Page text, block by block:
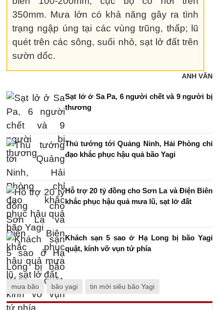
350mm. Mưa lớn có khả năng gây ra tình
trạng ngập úng tại các vùng trũng, thấp; lũ
quét trên các sông, suối nhỏ, sạt lở đất trên
sườn dốc.
ANH VĂN
Sạt lở ở Sa Pa, 6 người chết và 9 người bị
thương
Thủ tướng tới Quảng Ninh, Hải Phòng chỉ
đạo khắc phục hậu quả bão Yagi
Hỗ trợ 20 tỷ đồng cho Sơn La và Điện Biên
khắc phục hậu quả mưa lũ, sạt lở đất
Khách sạn 5 sao ở Hạ Long bị bão Yagi
quật, kính vỡ vụn tứ phía
mưa bão bão yagi tin mới siêu bão Yagi